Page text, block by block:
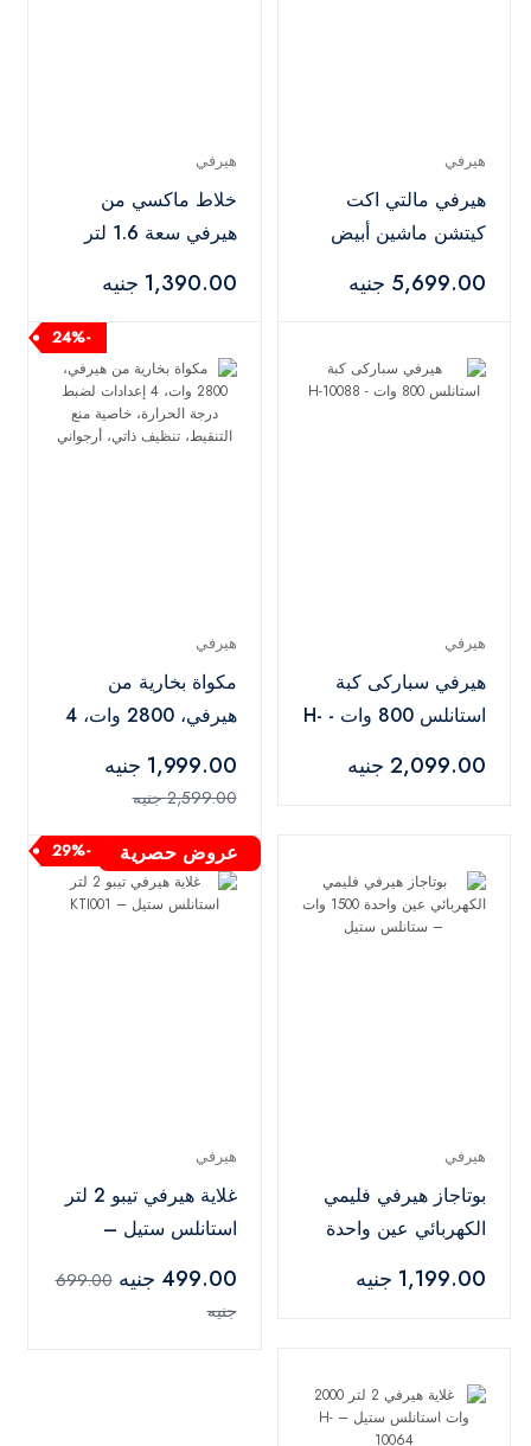
هيرفي
هيرفي مالتي اكت
كيتشن ماشين أبيض
HFBMU002
5,699.00 جنيه
هيرفي
خلاط ماكسي من
هيرفي سعة 1.6 لتر
بسرعتين + توربو مع
(أرجواني)
1,390.00 جنيه
هيرفي
هيرفي سباركى كبة
استانلس 800 وات - H-
2,099.00 جنيه
-24%
هيرفي
مكواة بخارية من
هيرفي، 2800 وات، 4
الحرارة، خاصية منع
التنقيط، تنظيف ذاتي،
أرجواني
1,999.00 جنيه
2,599.00 جنيه
هيرفي
بوتاجاز هيرفي فليمي
الكهربائي عين واحدة
ستيل
1,199.00 جنيه
-29% عروض حصرية
هيرفي
غلاية هيرفي تيبو 2 لتر
استانلس ستيل –
499.00 جنيه
699.00
جنيه